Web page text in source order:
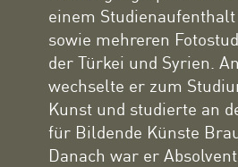
einem
sowie mehreren
der Türkei und Syrien.
wechselte er zum
Kunst und studierte an
für Bildende Künste
Danach war er